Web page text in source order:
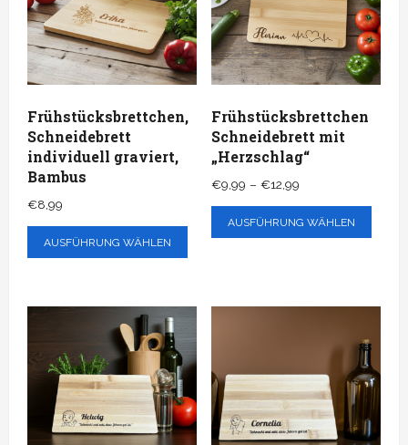
Frühstücksbrettchen,
Schneidebrett
individuell graviert,
Bambus
€8,99
AUSFÜHRUNG WÄHLEN
Frühstücksbrettchen
Schneidebrett mit
„Herzschlag“
€9,99 – €12,99Preisspanne:
€9,99
bis
AUSFÜHRUNG WÄHLEN
auf